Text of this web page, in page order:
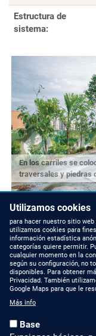
Estructura de
sistema:
En los carriles se
traversales y piedras
NOVEDADES
Utilizamos cookies
para hacer nuestro sitio
utilizamos cookies para
información estadística
categorías quiere permitir.
cualquier momento en la
según su configuración, no
disponibles. Para obtener
Privacidad. También
Google Maps para que le
Más info
Base